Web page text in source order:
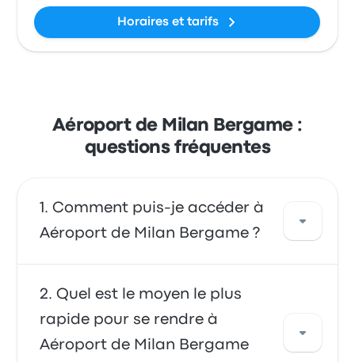
Horaires et tarifs
Aéroport de Milan Bergame :
questions fréquentes
Comment puis-je accéder à
Aéroport de Milan Bergame ?
Vous pouvez vous déplacer en bus afin
d'accéder directement à l'aéroport. Vous
pouvez également prendre un taxi ou utiliser
un service de covoiturage.
Quel est le moyen le plus
rapide pour se rendre à
Aéroport de Milan Bergame